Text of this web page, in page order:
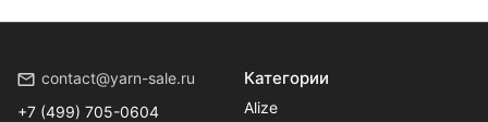
contact@yarn-sale.ru
+7 (499) 705-0604
Категории
Alize